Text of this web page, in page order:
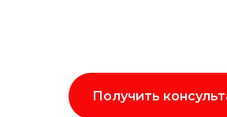
Получить